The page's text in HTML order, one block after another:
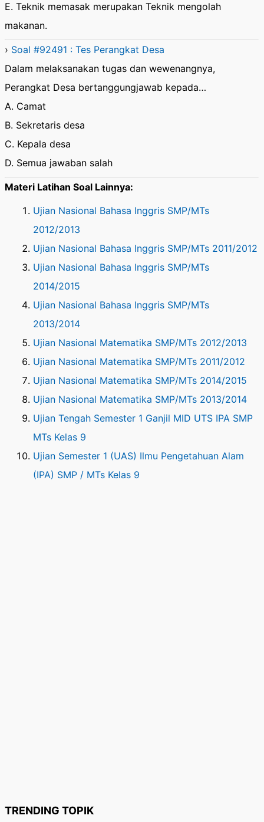
E. Teknik memasak merupakan Teknik mengolah
makanan.
› Soal #92491 : Tes Perangkat Desa
Dalam melaksanakan tugas dan wewenangnya,
Perangkat Desa bertanggungjawab kepada…
A. Camat
B. Sekretaris desa
C. Kepala desa
D. Semua jawaban salah
Materi Latihan Soal Lainnya:
Ujian Nasional Bahasa Inggris SMP/MTs
2012/2013
Ujian Nasional Bahasa Inggris SMP/MTs 2011/2012
Ujian Nasional Bahasa Inggris SMP/MTs
2014/2015
Ujian Nasional Bahasa Inggris SMP/MTs
2013/2014
Ujian Nasional Matematika SMP/MTs 2012/2013
Ujian Nasional Matematika SMP/MTs 2011/2012
Ujian Nasional Matematika SMP/MTs 2014/2015
Ujian Nasional Matematika SMP/MTs 2013/2014
Ujian Tengah Semester 1 Ganjil MID UTS IPA SMP
MTs Kelas 9
Ujian Semester 1 (UAS) Ilmu Pengetahuan Alam
(IPA) SMP / MTs Kelas 9
TRENDING TOPIK